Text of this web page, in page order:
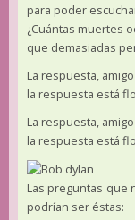
para poder
¿Cuántas muertes
que demasiadas
La respuesta,
la respuesta está
La respuesta,
la respuesta está
Las preguntas que
podrían ser éstas: